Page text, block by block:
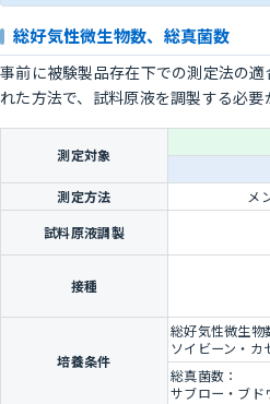
総好気性微生物数、総真菌数
事前に被験製品存在下での測定法の
れた方法で、試料原液を調製する必要
測定対象
測定方法
メ
試料原液調製
接種
培養条件
総好気性微生物
ソイビーン・
総真菌数：
サブロー